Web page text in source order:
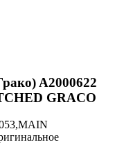
A2000622
GRACO